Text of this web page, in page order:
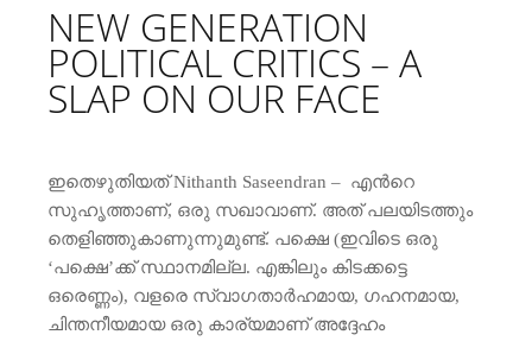
NEW GENERATION
POLITICAL CRITICS – A
SLAP ON OUR FACE
ഇതെഴുതിയത് Nithanth Saseendran – എന്‍റെ
സുഹൃത്താണ്, ഒരു സഖാവാണ്. അത് പലയിടത്തും
തെളിഞ്ഞുകാണുന്നുമുണ്ട്. പക്ഷെ (ഇവിടെ ഒരു
‘പക്ഷെ’ക്ക് സ്ഥാനമില്ല. എങ്കിലും കിടക്കട്ടെ
ഒരെണ്ണം), വളരെ സ്വാഗതാര്‍ഹമായ, ഗഹനമായ,
ചിന്തനീയമായ ഒരു കാര്യമാണ് അദ്ദേഹം